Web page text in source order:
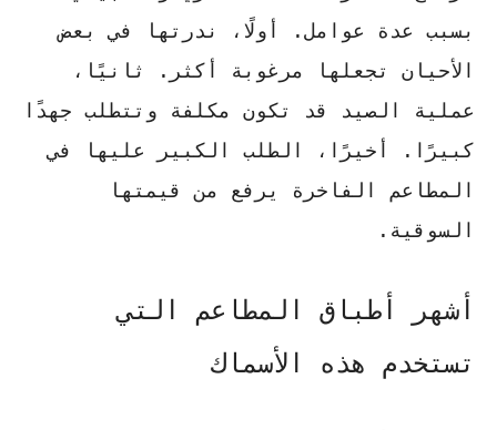
بسبب عدة عوامل. أولًا،
ندرتها في بعض
الأحيان تجعلها مرغوبة أكثر. ثانيًا،
عملية الصيد قد تكون مكلفة وتتطلب جهدًا
كبيرًا. أخيرًا، الطلب الكبير عليها في
المطاعم الفاخرة يرفع من قيمتها
السوقية.
أشهر أطباق المطاعم التي
تستخدم هذه الأسماك